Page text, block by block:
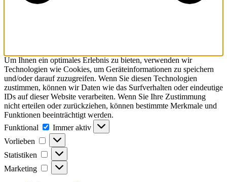
Um Ihnen ein optimales Erlebnis zu bieten, verwenden wir
Technologien wie Cookies, um Geräteinformationen zu speichern
und/oder darauf zuzugreifen. Wenn Sie diesen Technologien
zustimmen, können wir Daten wie das Surfverhalten oder eindeutige
IDs auf dieser Website verarbeiten. Wenn Sie Ihre Zustimmung
nicht erteilen oder zurückziehen, können bestimmte Merkmale und
Funktionen beeinträchtigt werden.
Funktional
Funktional
Immer aktiv
Vorlieben
Vorlieben
Statistiken Statistiken
Marketing Marketing